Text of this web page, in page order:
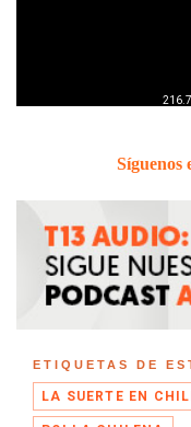
Síguenos
ETIQUETAS DE
LA SUERTE EN